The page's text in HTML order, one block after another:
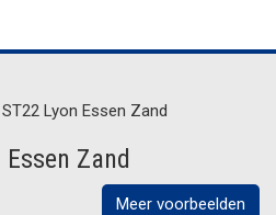
Lyon Essen Zand
Zand
Meer voorbeelden